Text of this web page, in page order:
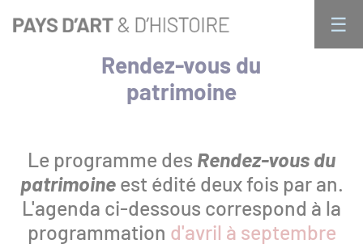
au
☰
Qui sommes nous ?
Activités
Public individuel : les rendez-vous du
Rendez-vous du
patrimoine
Le programme des Rendez-vous du
patrimoineest édité deux fois par an.
L'agenda ci-dessous correspond à la
programmation d'avril à septembre